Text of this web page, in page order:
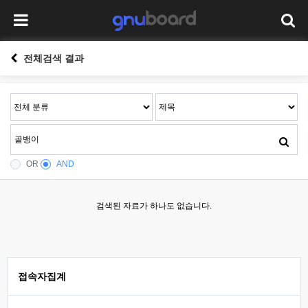
전체검색 결과
OR AND
검색된 자료가 하나도 없습니다.
접속자집계